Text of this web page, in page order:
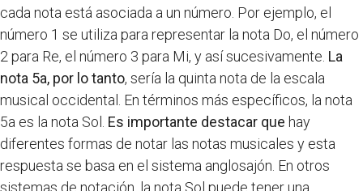
cada nota está asociada a un número. Por ejemplo, el
número 1 se utiliza para representar la nota Do, el número
2 para Re, el número 3 para Mi, y así sucesivamente. La
nota 5a, por lo tanto, sería la quinta nota de la escala
musical occidental. En términos más específicos, la nota
5a es la nota Sol. Es importante destacar que hay
diferentes formas de notar las notas musicales y esta
respuesta se basa en el sistema anglosajón. En otros
sistemas de notación, la nota Sol puede tener una